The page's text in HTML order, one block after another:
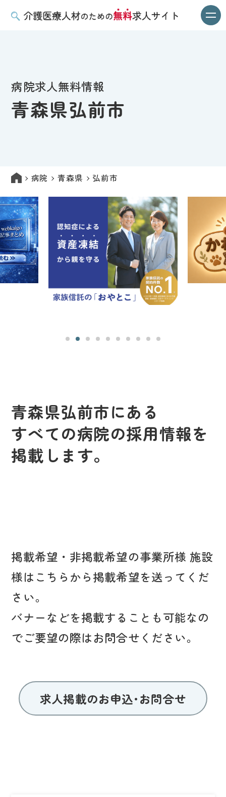
病院求人無料情報
青森県弘前市
病院 青森県 弘前市
青森県弘前市にある
すべての病院の採用情報を
掲載します。
掲載希望・非掲載希望の事業所様 施設
様はこちらから掲載希望を送ってくだ
さい。
バナーなどを掲載することも可能なの
でご要望の際はお問合せください。
求人掲載のお申込･お問合せ